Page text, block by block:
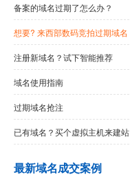
备案的域名过期了怎么办？
想要? 来西部数码竞拍过期域名
注册新域名？试下智能推荐
域名使用指南
过期域名抢注
已有域名？买个虚拟主机来建站
最新域名成交案例